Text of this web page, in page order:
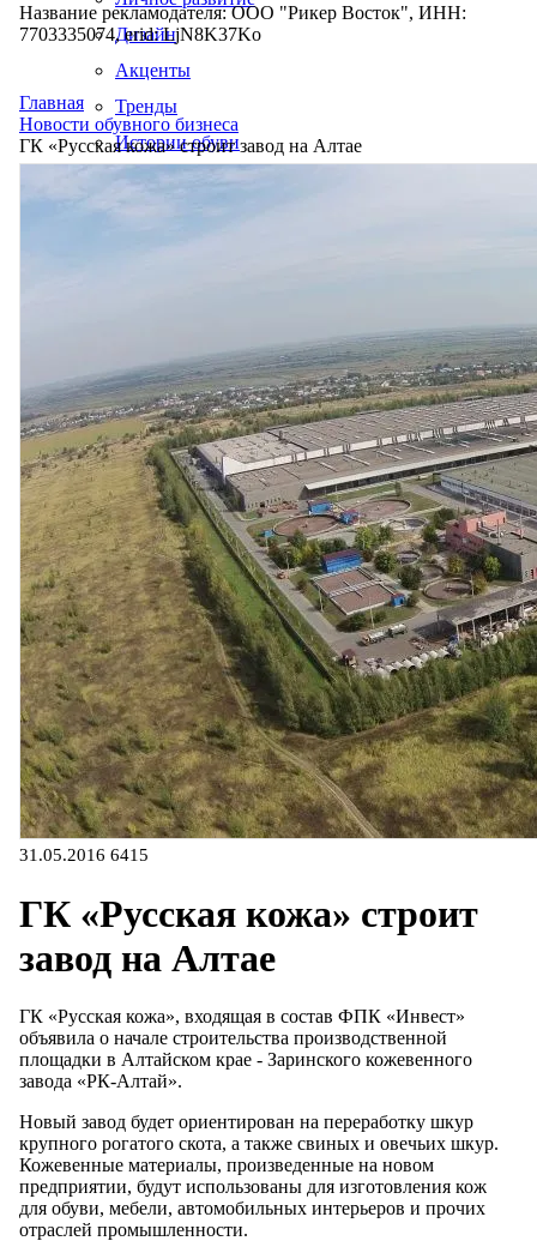
Дизайн
Акценты
Тренды
Истории обуви
Производство
Название рекламодателя: ООО "Рикер Восток", ИНН:
7703335074, erid: LjN8K37Ko
Главная
Новости обувного бизнеса
ГК «Русская кожа» строит завод на Алтае
31.05.2016 6415
ГК «Русская кожа» строит
завод на Алтае
ГК «Русская кожа», входящая в состав ФПК «Инвест»
объявила о начале строительства производственной
площадки в Алтайском крае - Заринского кожевенного
завода «РК-Алтай».
Новый завод будет ориентирован на переработку шкур
крупного рогатого скота, а также свиных и овечьих шкур.
Кожевенные материалы, произведенные на новом
предприятии, будут использованы для изготовления кож
для обуви, мебели, автомобильных интерьеров и прочих
отраслей промышленности.